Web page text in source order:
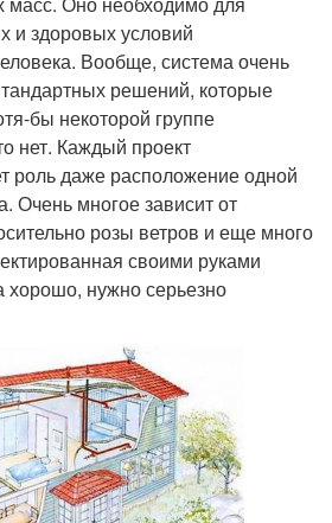
и здоровых условий
Вообще, система очень
решений, которые
бы некоторой группе
нет. Каждый проект
роль даже расположение одной
Очень многое зависит от
розы ветров и еще много
своими руками
хорошо, нужно серьезно